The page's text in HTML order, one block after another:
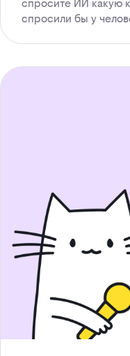
спросите ИИ какую
спросили бы у